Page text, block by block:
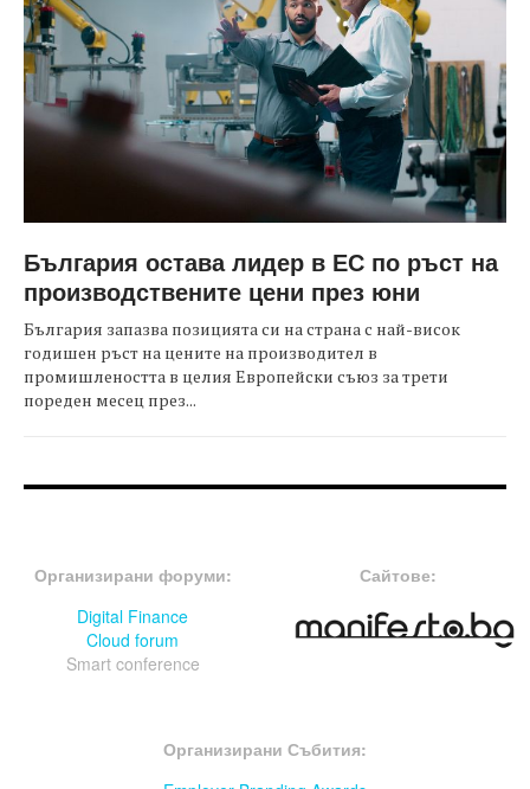
България остава лидер в ЕС по ръст на
производствените цени през юни
България запазва позицията си на страна с най-висок
годишен ръст на цените на производител в
промишлеността в целия Европейски съюз за трети
пореден месец през...
Организирани форуми:
Digital Finance
Cloud forum
Smart conference
Сайтове:
Организирани Събития: